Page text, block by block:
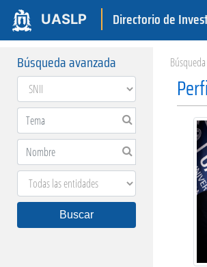
UASLP Directorio de
Búsqueda avanzada
Buscar
Búsqueda